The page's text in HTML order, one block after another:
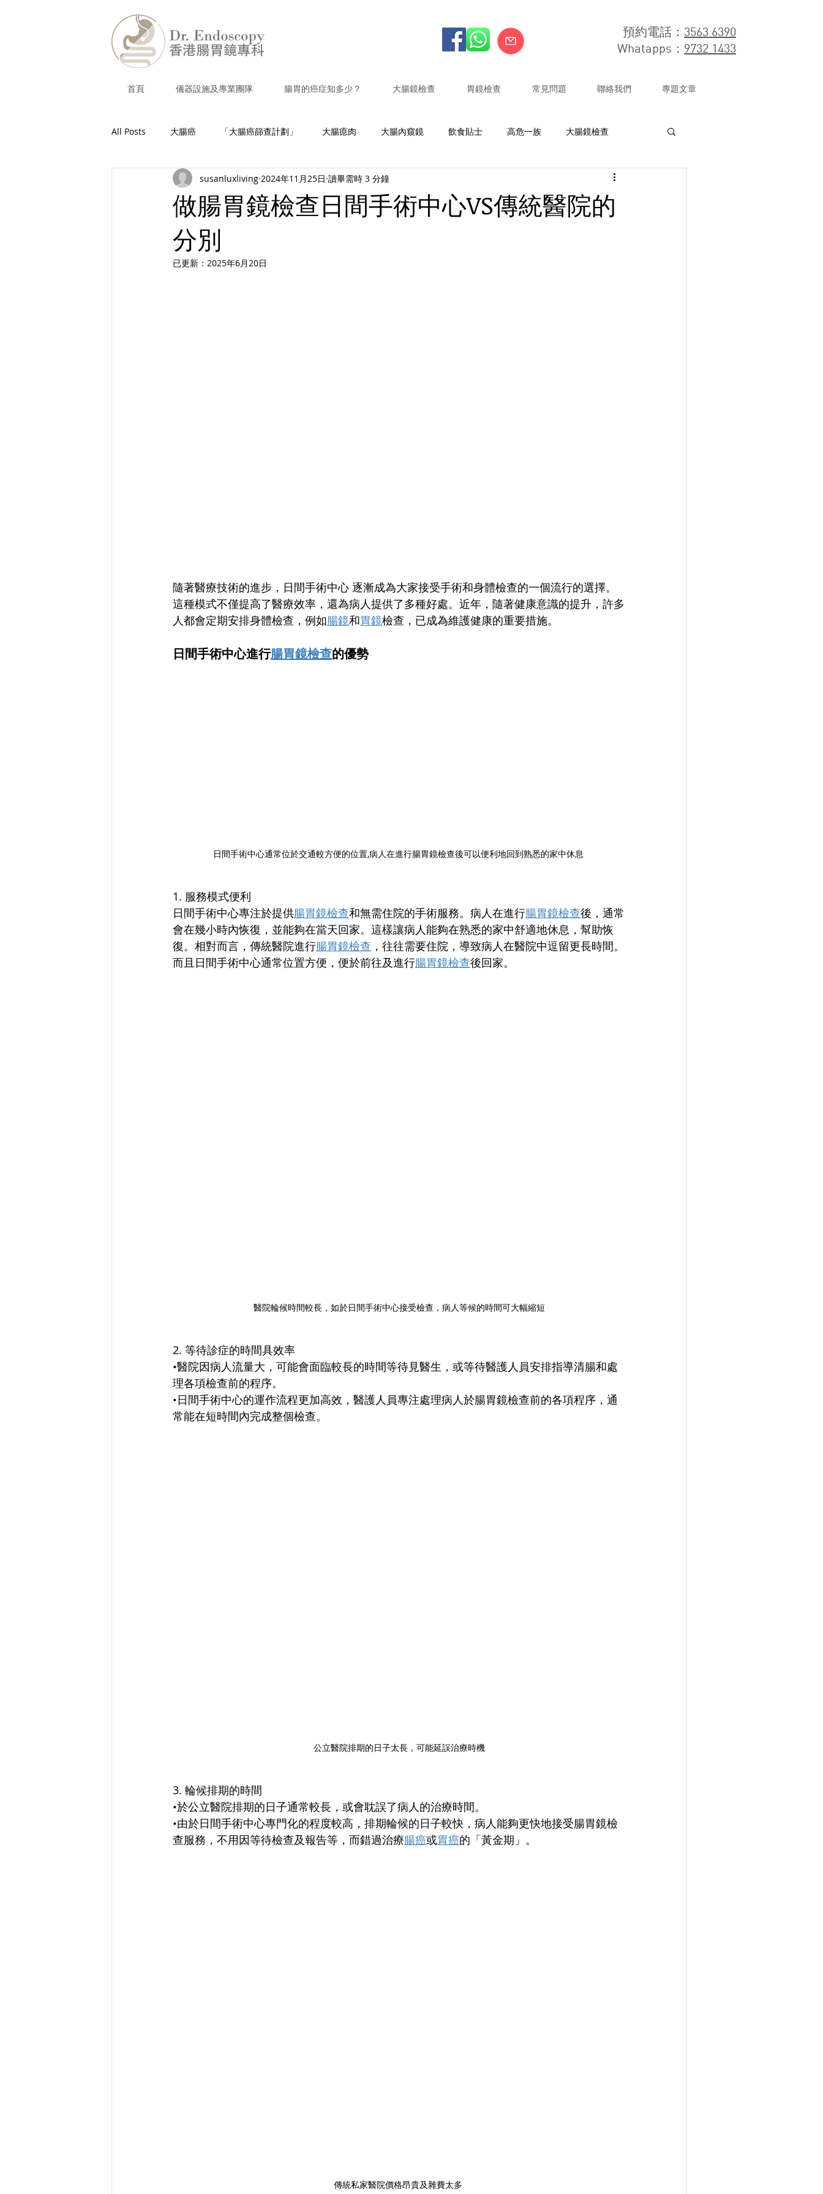
預約電話： 3563 6390
​Whatapps： 9732 1433
首頁 儀器設施及專業團隊 腸胃的癌症知多少？ 大腸鏡檢查 胃鏡檢查 常見問題 聯絡我們 專題文章
All Posts 大腸癌 「大腸癌篩查計劃」 大腸瘜肉 大腸內窺鏡 飲食貼士 高危一族 大腸鏡檢查
內視鏡逆行性膽胰管造影術 膽囊發炎 膽管結石阻塞 胃痛
胃炎
做腸胃鏡檢查日間手術中心VS傳統醫院的
分別
susanluxliving 2024年11月25日 讀畢需時 3 分鐘
已更新： 2025年6月20日
隨著醫療技術的進步，日間手術中心 逐漸成為大家接受手術和身體檢查的一個流行的選擇。
這種模式不僅提高了醫療效率，還為病人提供了多種好處。近年，隨著健康意識的提升，許多
人都會定期安排身體檢查，例如腸鏡和胃鏡檢查，已成為維護健康的重要措施。
日間手術中心進行腸胃鏡檢查的優勢
日間手術中心通常位於交通較方便的位置,病人在進行腸胃鏡檢查後可以便利地回到熟悉的家中休息
1. 服務模式便利
日間手術中心專注於提供腸胃鏡檢查和無需住院的手術服務。病人在進行腸胃鏡檢查後，通常
會在幾小時內恢復，並能夠在當天回家。這樣讓病人能夠在熟悉的家中舒適地休息，幫助恢
復。相對而言，傳統醫院進行腸胃鏡檢查 ，往往需要住院，導致病人在醫院中逗留更長時間。
而且日間手術中心通常位置方便，便於前往及進行腸胃鏡檢查後回家。
醫院輪候時間較長，如於日間手術中心接受檢查，病人等候的時間可大幅縮短
2. 等待診症的時間具效率
•醫院因病人流量大，可能會面臨較長的時間等待見醫生，或等待醫護人員安排指導清腸和處
理各項檢查前的程序。
•日間手術中心的運作流程更加高效，醫護人員專注處理病人於腸胃鏡檢查前的各項程序，通
常能在短時間內完成整個檢查。
公立醫院排期的日子太長，可能延誤治療時機
3. 輪候排期的時間
•於公立醫院排期的日子通常較長，或會耽誤了病人的治療時間。
•由於日間手術中心專門化的程度較高，排期輪候的日子較快，病人能夠更快地接受腸胃鏡檢
查服務，不用因等待檢查及報告等，而錯過治療腸癌或胃癌的「黃金期」。
傳統私家醫院價格昂貴及雜費太多